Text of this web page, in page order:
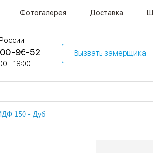
Фотогалерея Доставка
96-52
- 18:00
Вызвать замерщика
150 - Дуб